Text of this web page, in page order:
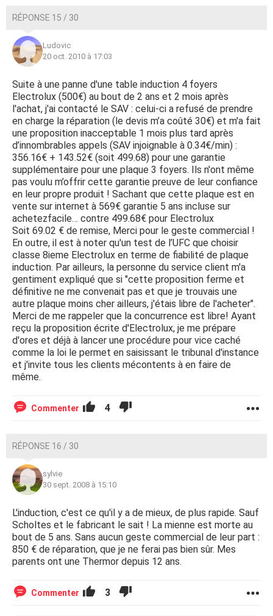
RÉPONSE 15 / 30
Ludovic
20 oct. 2010 à 17:03
Suite à une panne d'une table induction 4 foyers
Electrolux (500€) au bout de 2 ans et 2 mois après
l'achat, j'ai contacté le SAV : celui-ci a refusé de prendre
en charge la réparation (le devis m’a coûté 30€) et m'a fait
une proposition inacceptable 1 mois plus tard après
d’innombrables appels (SAV injoignable à 0.34€/min) :
356.16€ + 143.52€ (soit 499.68) pour une garantie
supplémentaire pour une plaque 3 foyers. Ils n'ont même
pas voulu m’offrir cette garantie preuve de leur confiance
en leur propre produit ! Sachant que cette plaque est en
vente sur internet à 569€ garantie 5 ans incluse sur
achetezfacile… contre 499.68€ pour Electrolux
Soit 69.02 € de remise, Merci pour le geste commercial !
En outre, il est à noter qu'un test de l’UFC que choisir
classe 8ieme Electrolux en terme de fiabilité de plaque
induction. Par ailleurs, la personne du service client m'a
gentiment expliqué que si "cette proposition ferme et
définitive ne me convenait pas et que je trouvais une
autre plaque moins cher ailleurs, j'étais libre de l'acheter".
Merci de me rappeler que la concurrence est libre! Ayant
reçu la proposition écrite d'Electrolux, je me prépare
d'ores et déjà à lancer une procédure pour vice caché
comme la loi le permet en saisissant le tribunal d'instance
et j'invite tous les clients mécontents à en faire de
même.
Commenter 4
RÉPONSE 16 / 30
sylvie
30 sept. 2008 à 15:10
L'induction, c'est ce qu'il y a de mieux, de plus rapide. Sauf
Scholtes et le fabricant le sait ! La mienne est morte au
bout de 5 ans. Sans aucun geste commercial de leur part :
850 € de réparation, que je ne ferai pas bien sûr. Mes
parents ont une Thermor depuis 12 ans.
Commenter 3